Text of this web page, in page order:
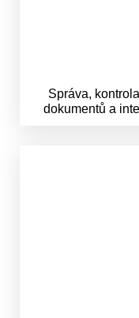
Správa,
dokumentů a